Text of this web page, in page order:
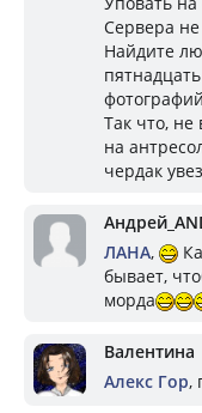
Сервера
Найдите
Так что,
на
чердак
ЛАНА,
бывает,
морда
Валентина
Алекс Гор,